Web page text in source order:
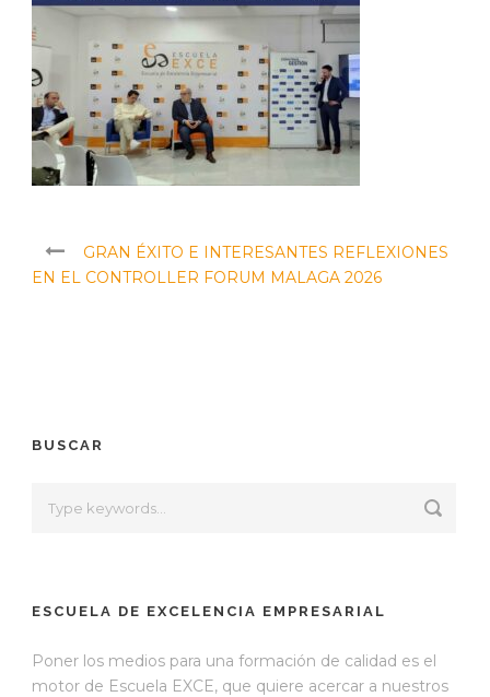
GRAN ÉXITO E INTERESANTES REFLEXIONES
EN EL CONTROLLER FORUM MALAGA 2026
BUSCAR
ESCUELA DE EXCELENCIA EMPRESARIAL
Poner los medios para una formación de calidad es el
motor de Escuela EXCE, que quiere acercar a nuestros